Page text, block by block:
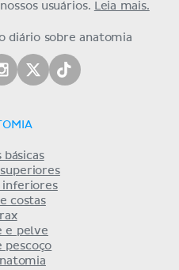
usuários. Leia mais.
diário sobre anatomia
básicas
inferiores
costas
e pelve
pescoço